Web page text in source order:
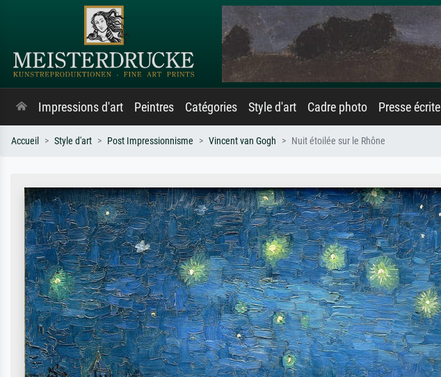
Impressions d'art Peintres Catégories Style d'art Cadre photo Presse écrite
Accueil Style d'art Post Impressionnisme Vincent van Gogh Nuit étoilée sur le Rhône